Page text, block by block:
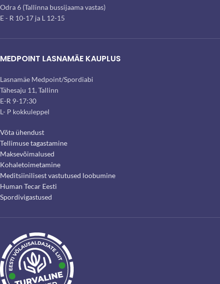
Odra 6 (Tallinna bussijaama vastas)
E - R 10-17 ja L 12-15
MEDPOINT LASNAMÄE KAUPLUS
Lasnamäe Medpoint/Spordiabi
Tähesaju 11, Tallinn
E-R 9-17:30
L- P kokkuleppel
Võta ühendust
Tellimuse tagastamine
Maksevõimalused
Kohaletoimetamine
Meditsiinilisest vastutused loobumine
Human Tecar Eesti
Spordivigastused